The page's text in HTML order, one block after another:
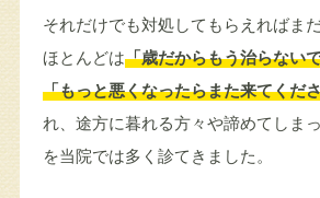
それだけでも対処してもらえればま
ほとんどは「歳だからもう治らない
「もっと悪くなったらまた来てくだ
れ、途方に暮れる方々や諦めてしま
を当院では多く診てきました。